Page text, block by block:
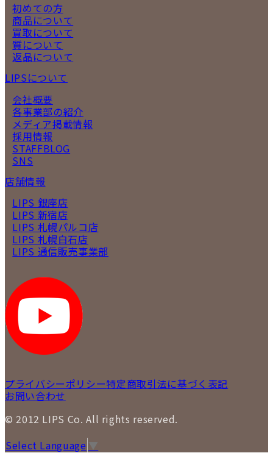
初めての方
商品について
買取について
質について
返品について
LIPSについて
会社概要
各事業部の紹介
メディア掲載情報
採用情報
STAFFBLOG
SNS
店舗情報
LIPS 銀座店
LIPS 新宿店
LIPS 札幌パルコ店
LIPS 札幌白石店
LIPS 通信販売事業部
プライバシーポリシー特定商取引法に基づく表記
お問い合わせ
© 2012 LIPS Co. All rights reserved.
Select Language ▼